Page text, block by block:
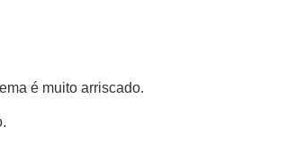
é muito arriscado.